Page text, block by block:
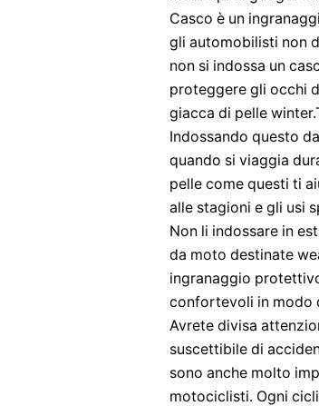
Casco è un
gli automobilisti non
non si indossa un
proteggere gli occhi
giacca di pelle
Indossando questo
quando si viaggia
pelle come questi ti
alle stagioni e gli usi
Non li indossare in
da moto destinate
ingranaggio
confortevoli in modo
Avrete divisa
suscettibile di
sono anche molto
motociclisti. Ogni